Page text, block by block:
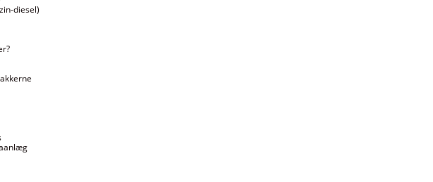
diesel)